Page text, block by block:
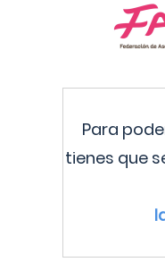
Para
tienes que